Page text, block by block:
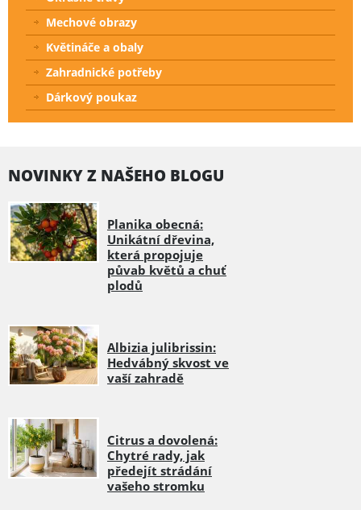
Mechové obrazy
Květináče a obaly
Zahradnické potřeby
Dárkový poukaz
NOVINKY Z NAŠEHO BLOGU
Planika obecná:
Unikátní dřevina,
která propojuje
půvab květů a chuť
plodů
Albizia julibrissin:
Hedvábný skvost ve
vaší zahradě
Citrus a dovolená:
Chytré rady, jak
předejít strádání
vašeho stromku